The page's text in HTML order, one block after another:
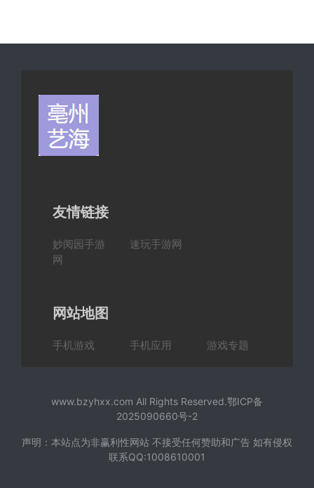
友情链接
妙阅园手游
网
速玩手游网
网站地图
手机游戏 手机应用 游戏专题
www.bzyhxx.com All Rights Reserved.鄂ICP备
2025090660号-2
声明：本站点为非赢利性网站 不接受任何赞助和广告 如有侵权
联系QQ:1008610001